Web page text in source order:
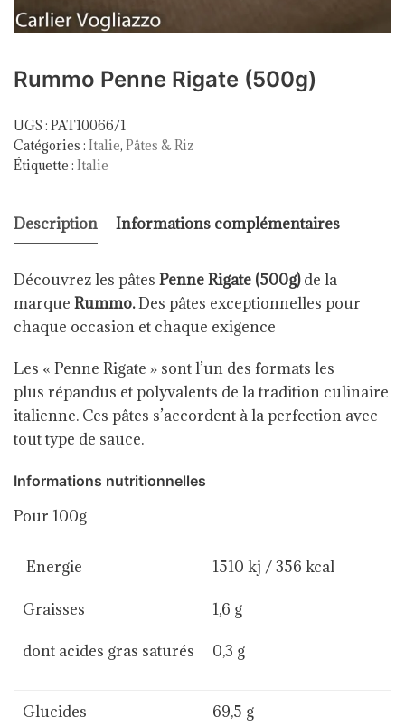
Rummo Penne Rigate (500g)
UGS : PAT10066/1
Catégories : Italie, Pâtes & Riz
Étiquette : Italie
Description Informations complémentaires
Découvrez les pâtes Penne Rigate (500g)de la
marque Rummo.Des pâtes exceptionnelles pour
chaque occasion et chaque exigence
Les « Penne Rigate » sont l’un des formats les
plus répandus et polyvalents de la tradition culinaire
italienne. Ces pâtes s’accordent à la perfection avec
tout type de sauce.
Informations nutritionnelles
Pour 100g
Energie 1510 kj / 356 kcal
Graisses
dont acides gras saturés
1,6 g
0,3 g
Glucides 69,5 g